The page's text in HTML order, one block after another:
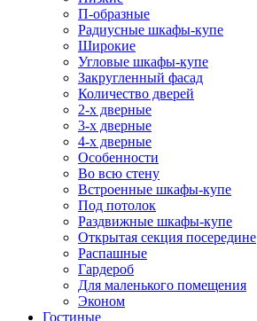
П-образные
Радиусные шкафы-купе
Широкие
Угловые шкафы-купе
Закругленный фасад
Количество дверей
2-х дверные
3-х дверные
4-х дверные
Особенности
Во всю стену
Встроенные шкафы-купе
Под потолок
Раздвижные шкафы-купе
Открытая секция посередине
Распашные
Гардероб
Для маленького помещения
Эконом
Гостиные